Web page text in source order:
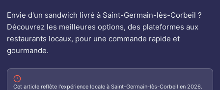
Envie d'un sandwich livré à Saint-Germain-lès-Corbeil ?
Découvrez les meilleures options, des plateformes aux
restaurants locaux, pour une commande rapide et
gourmande.
Cet article reflète l'expérience locale à Saint-Germain-lès-Corbeil en 2026.